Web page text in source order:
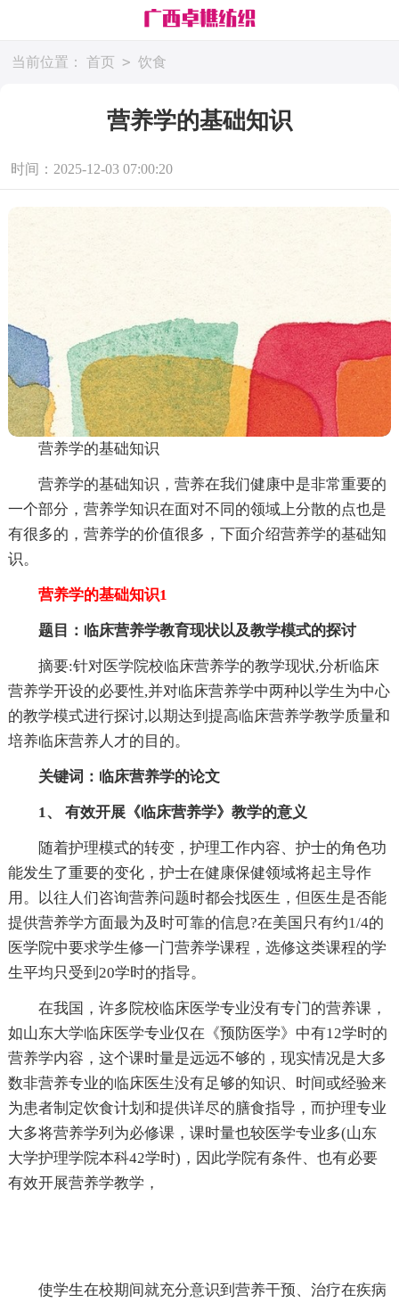
当前位置： 首页 > 饮食
营养学的基础知识
时间：2025-12-03 07:00:20
营养学的基础知识
营养学的基础知识，营养在我们健康中是非常重要的
一个部分，营养学知识在面对不同的领域上分散的点也是
有很多的，营养学的价值很多，下面介绍营养学的基础知
识。
营养学的基础知识1
题目：临床营养学教育现状以及教学模式的探讨
摘要:针对医学院校临床营养学的教学现状,分析临床
营养学开设的必要性,并对临床营养学中两种以学生为中心
的教学模式进行探讨,以期达到提高临床营养学教学质量和
培养临床营养人才的目的。
关键词：临床营养学的论文
1、 有效开展《临床营养学》教学的意义
随着护理模式的转变，护理工作内容、护士的角色功
能发生了重要的变化，护士在健康保健领域将起主导作
用。以往人们咨询营养问题时都会找医生，但医生是否能
提供营养学方面最为及时可靠的信息?在美国只有约1/4的
医学院中要求学生修一门营养学课程，选修这类课程的学
生平均只受到20学时的指导。
在我国，许多院校临床医学专业没有专门的营养课，
如山东大学临床医学专业仅在《预防医学》中有12学时的
营养学内容，这个课时量是远远不够的，现实情况是大多
数非营养专业的临床医生没有足够的知识、时间或经验来
为患者制定饮食计划和提供详尽的膳食指导，而护理专业
大多将营养学列为必修课，课时量也较医学专业多(山东
大学护理学院本科42学时)，因此学院有条件、也有必要
有效开展营养学教学，
使学生在校期间就充分意识到营养干预、治疗在疾病